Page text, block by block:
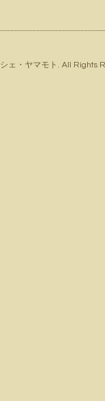
シェ・ヤマモト . All Rights